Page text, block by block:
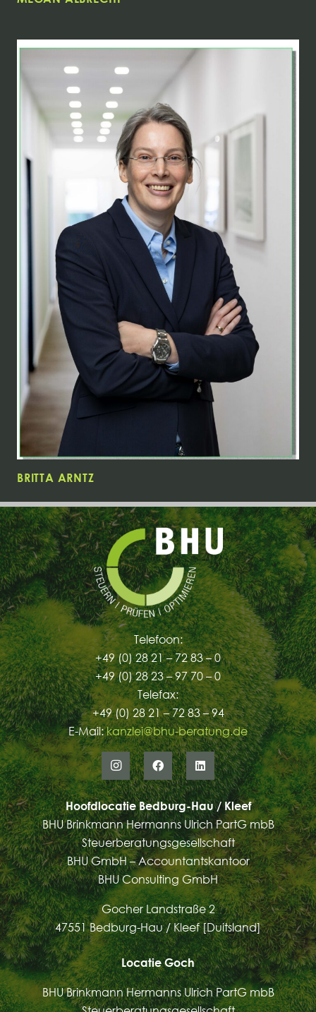
BRITTA ARNTZ
Telefoon:
+49 (0) 28 21 – 72 83 – 0
+49 (0) 28 23 – 97 70 – 0
Telefax:
+49 (0) 28 21 – 72 83 – 94
E-Mail:kanzlei@bhu-beratung.de
Hoofdlocatie Bedburg-Hau / Kleef
BHU Brinkmann Hermanns Ulrich PartG mbB
Steuerberatungsgesellschaft
BHU GmbH – Accountantskantoor
BHU Consulting GmbH
Gocher Landstraße 2
47551 Bedburg-Hau / Kleef [Duitsland]
Locatie Goch
BHU Brinkmann Hermanns Ulrich PartG mbB